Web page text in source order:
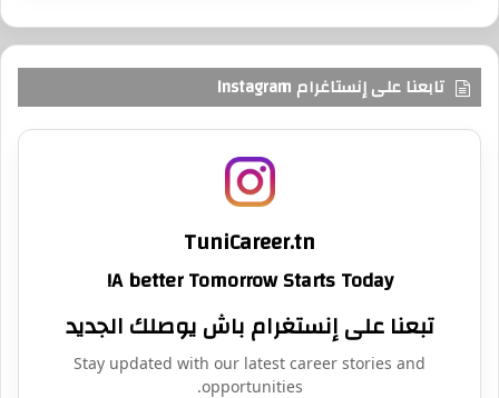
تابعنا على إنستاغرام Instagram
TuniCareer.tn
A better Tomorrow Starts Today!
تبعنا على إنستغرام باش يوصلك الجديد
Stay updated with our latest career stories and
opportunities.